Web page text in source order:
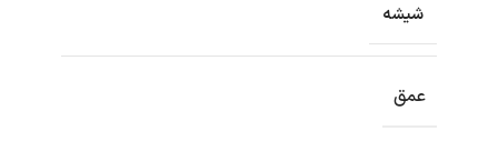
شیشه
عمق